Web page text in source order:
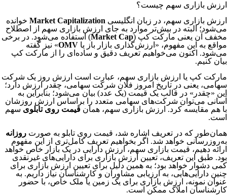
ارزش بازاری سهم چیست؟
ارزش بازاری سهم، در زبان انگلیسی Market Capitalization خوانده
می‌شود؛ البته در بیش‌تر موارد به جای ارزش بازاری سهم از اصطلاح
مخفف آن یعنی مارکت کپ (Market Cap) استفاده می‌شود. در برخی
مواقع به این مفهوم، «ارزش‌گذاری بازار باز یا OMV» نیز گفته
می‌شود. اکنون می‌خواهیم تعریف دقیق و ساده‌ای را از مارکت کپ
بیان کنیم.
مارکت کپ یا ارزش بازاری سهم، عبارت است ارزش روز یک شرکت
سهامی، یعنی در تاریخ امروز فلان شرکت سهامی، چقدر ارزش دارد؛
این «چقدر» در قالب یک قیمت (یک عدد) بیان می‌شود؛ بنابراین به
آسانی می‌توان شرکت‌های سهامی متعدد را براساس ارزش روزشان
با هم مقایسه کرد. ارزش بازاری سهم، همان قیمت روی تابلوی سهم
است.
همان‌طور که در تعریف اشاره شد، قیمت روی تابلو به صورت روزانه
به‌روزرسانی خواهد شد. اگر بخواهیم تعریف کامل‌تری از این مفهوم
ارائه دهیم، قیمت بازاری سهم، ارزش دارایی در یک بازار خاص خواهد
بود. طبق این تعریف، تعیین ارزش بازاری برای دارایی‌های غیرنقدی
کمی دشوار خواهد بود؛ به همین دلیل برای تعیین ارزش بازاری برای
چنین دارایی‌هایی، به ارزیابی مشاوران و کارشناسان نیاز داریم. به
عنوان نمونه، ارزش بازاری برای یک زمین یا ملک خاص، با حضور
کارشناسان املاک ممکن است.